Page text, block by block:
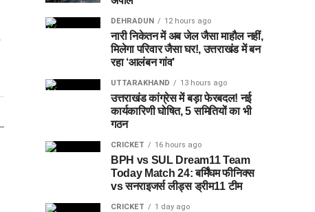
DEHRADUN 12 hours ago
नारी निकेतन में अब जेल जैसा माहौल नहीं,
मिलेगा परिवार जैसा घर!, उत्तराखंड में बन
रहा ‘आलंबन गांव’
UTTARAKHAND 13 hours ago
उत्तराखंड कांग्रेस में बड़ा फेरबदल! नई
कार्यकारिणी घोषित, 5 समितियों का भी
गठन
CRICKET 16 hours ago
BPH vs SUL Dream11 Team
Today Match 24: बर्मिंघम फीनिक्स
vs सनराइजर्स लीड्स ड्रीम11 टीम
CRICKET 1 day ago